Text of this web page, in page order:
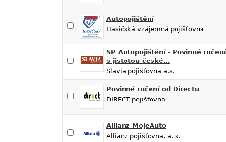
Autopojištění
Hasičská vzájemná pojišťovna
SP Autopojištění - Povinné ručení
s jistotou české…
Slavia pojišťovna a.s.
Povinné ručení od Directu
DIRECT pojišťovna
Allianz MojeAuto
Allianz pojišťovna, a. s.